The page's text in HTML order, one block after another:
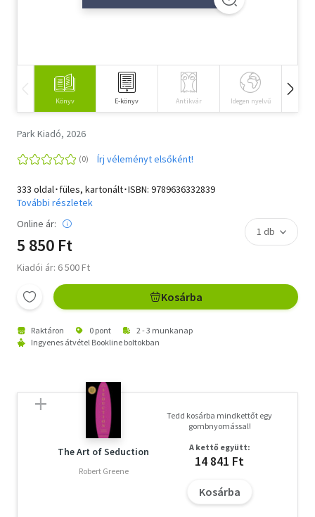
Vallás
Könyv E-könyv Antikvár Idegen nyelvű
Park Kiadó, 2026
Írj véleményt elsőként!
333 oldal･füles, kartonált･ISBN: 9789636332839
További részletek
Online ár:
5 850 Ft
Kiadói ár: 6 500 Ft
Kosárba
Raktáron 0 pont
2 - 3 munkanap
Ingyenes átvétel Bookline boltokban
The Art of Seduction
Robert Greene
Tedd kosárba mindkettőt egy
gombnyomással!
A kettő együtt:
14 841 Ft
Kosárba